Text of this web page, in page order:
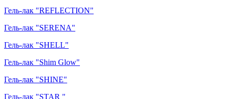
Гель-лак "REFLECTION"
Гель-лак "SERENA"
Гель-лак "SHELL"
Гель-лак "Shim Glow"
Гель-лак "SHINE"
Гель-лак "STAR "